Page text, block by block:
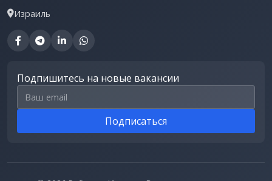
Израиль
Подпишитесь на новые вакансии
Email для подписки
Подписаться